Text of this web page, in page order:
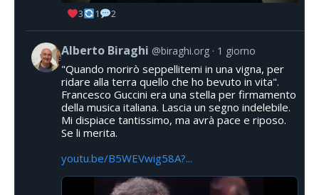
3 1 2
Alberto Biraghi @biraghi.org 1 giorno
"Quando morirò seppellitemi in una vigna, per
ridare alla terra quello che ho bevuto in vita".
Francesco Guccini era una stella per firmamento
della musica italiana. Lascia un segno indelebile.
Mi dispiace tantissimo, ma avrà pace e riposo.
Se li merita.
youtu.be/B5WEVwig58A?...